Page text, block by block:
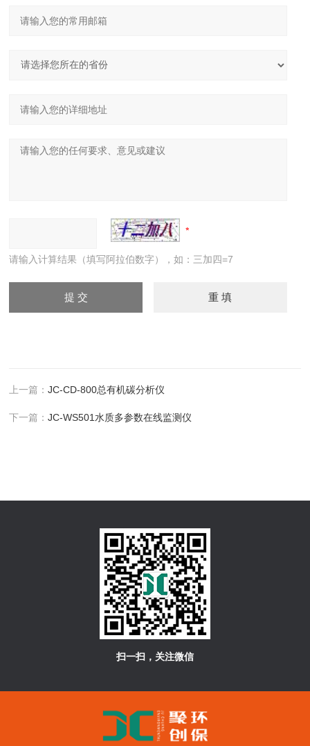
请输入计算结果（填写阿拉伯数字），如：三加四=7
上一篇：JC-CD-800总有机碳分析仪
下一篇：JC-WS501水质多参数在线监测仪
扫一扫，关注微信